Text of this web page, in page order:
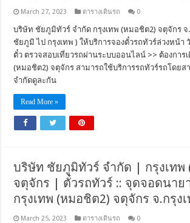
March 27, 2023 ตารางเดินรถ 0
บริษัท ชัยภูมิทัวร์ จำกัด กรุงเทพ (หมอชิต2) จตุจักร จ
ชัยภูมิ ไป กรุงเทพ ) ให้บริการจองตั๋วรถทัวร์ล่วงหน้า
ตั๋ว ตรวจสอบเที่ยวรถผ่านระบบออนไลน์ >> ต้องการ
(หมอชิต2) จตุจักร สามารถใช้บริการรถทัวร์รถโดย
จำกัดดูละกัน
Read More »
บริษัท ชัยภูมิทัวร์ จำกัด | กรุงเทพ
จตุจักร | ตั๋วรถทัวร์ :: จุดจอดนาย
กรุงเทพ (หมอชิต2) จตุจักร จ.กรุง
March 25, 2023 ตารางเดินรถ 0